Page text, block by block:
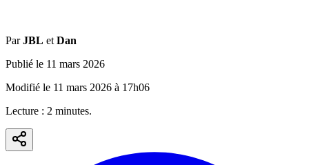
Par JBL et Dan
Publié le 11 mars 2026
Modifié le 11 mars 2026 à 17h06
Lecture : 2 minutes.